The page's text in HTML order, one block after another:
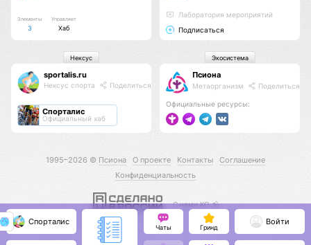
Элементы
3
Управляет
Хаб
Лаборатория мероприятий
Подписаться
sportalis.ru
Нексус спорта Поделиться
Спорталис
Официальный хаб
Нексус
Псиона
Метаорганизм Поделиться
Официальные ресурсы:
Экосистема
1995–2026 © Псиона О проекте Контакты
Соглашение
Конфиденциальность
С нами КО 🕉️
Спорталис
Чаты Гринд
Войти